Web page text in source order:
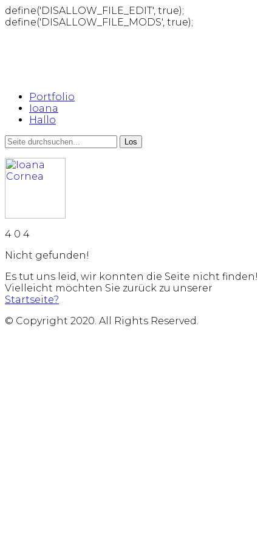
define('DISALLOW_FILE_EDIT', true);
define('DISALLOW_FILE_MODS', true);
Portfolio
Ioana
Hallo
4 0 4
Nicht gefunden!
Es tut uns leid, wir konnten die Seite nicht finden!
Vielleicht möchten Sie zurück zu unserer
Startseite?
© Copyright 2020. All Rights Reserved.